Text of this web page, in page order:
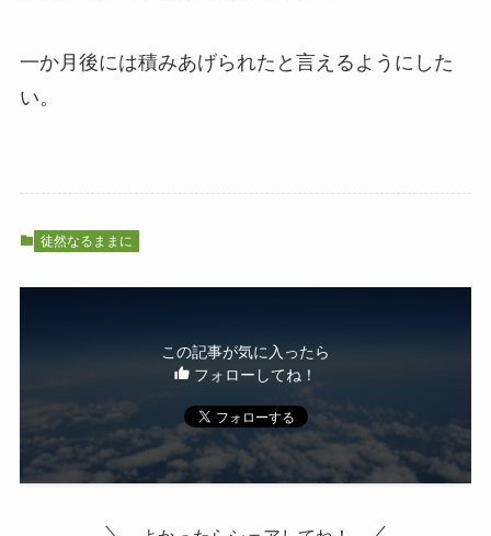
一か月後には積みあげられたと言えるようにした
い。
徒然なるままに
この記事が気に入ったら
フォローしてね！